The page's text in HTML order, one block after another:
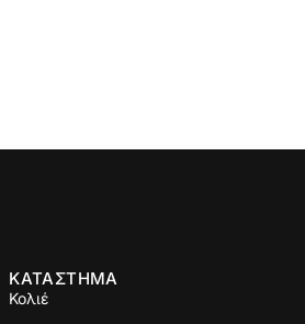
ΚΑΤΑΣΤΗΜΑ
Κολιέ